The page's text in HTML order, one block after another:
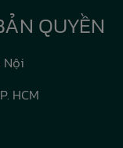
QUYỀN
Nội
HCM